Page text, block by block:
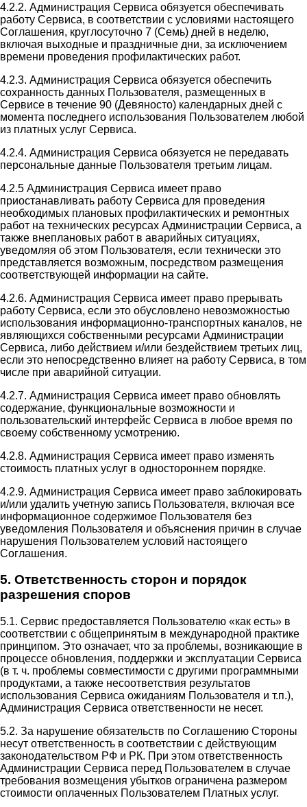
4.2.2. Администрация Сервиса обязуется обеспечивать
работу Сервиса, в соответствии с условиями настоящего
Соглашения, круглосуточно 7 (Семь) дней в неделю,
включая выходные и праздничные дни, за исключением
времени проведения профилактических работ.
4.2.3. Администрация Сервиса обязуется обеспечить
сохранность данных Пользователя, размещенных в
Сервисе в течение 90 (Девяносто) календарных дней с
момента последнего использования Пользователем любой
из платных услуг Сервиса.
4.2.4. Администрация Сервиса обязуется не передавать
персональные данные Пользователя третьим лицам.
4.2.5 Администрация Сервиса имеет право
приостанавливать работу Сервиса для проведения
необходимых плановых профилактических и ремонтных
работ на технических ресурсах Администрации Сервиса, а
также внеплановых работ в аварийных ситуациях,
уведомляя об этом Пользователя, если технически это
представляется возможным, посредством размещения
соответствующей информации на сайте.
4.2.6. Администрация Сервиса имеет право прерывать
работу Сервиса, если это обусловлено невозможностью
использования информационно-транспортных каналов, не
являющихся собственными ресурсами Администрации
Сервиса, либо действием и/или бездействием третьих лиц,
если это непосредственно влияет на работу Сервиса, в том
числе при аварийной ситуации.
4.2.7. Администрация Сервиса имеет право обновлять
содержание, функциональные возможности и
пользовательский интерфейс Сервиса в любое время по
своему собственному усмотрению.
4.2.8. Администрация Сервиса имеет право изменять
стоимость платных услуг в одностороннем порядке.
4.2.9. Администрация Сервиса имеет право заблокировать
и/или удалить учетную запись Пользователя, включая все
информационное содержимое Пользователя без
уведомления Пользователя и объяснения причин в случае
нарушения Пользователем условий настоящего
Соглашения.
5. Ответственность сторон и порядок
разрешения споров
5.1. Сервис предоставляется Пользователю «как есть» в
соответствии с общепринятым в международной практике
принципом. Это означает, что за проблемы, возникающие в
процессе обновления, поддержки и эксплуатации Сервиса
(в т. ч. проблемы совместимости с другими программными
продуктами, а также несоответствия результатов
использования Сервиса ожиданиям Пользователя и т.п.),
Администрация Сервиса ответственности не несет.
5.2. За нарушение обязательств по Соглашению Стороны
несут ответственность в соответствии с действующим
законодательством РФ и РК. При этом ответственность
Администрации Сервиса перед Пользователем в случае
требования возмещения убытков ограничена размером
стоимости оплаченных Пользователем Платных услуг.